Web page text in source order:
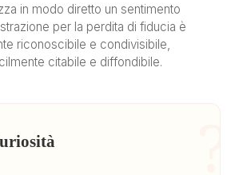
in modo diretto un sentimento
per la perdita di fiducia è
riconoscibile e condivisibile,
citabile e diffondibile.